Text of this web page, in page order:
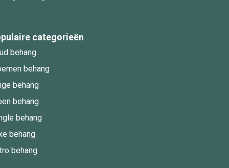
categorieën
behang
behang
behang
behang
behang
behang
behang